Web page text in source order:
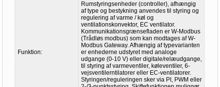
Funktion:
Rumstyringsenheder (controller), afhængig
af type og bestykning anvendes til styring og
regulering af varme / køl og
ventilationskonvektor, EC ventilator.
Kommunikationsgrænsefladen er W-Modbus
(Trådløs modbus) som kan modtages af W-
Modbus Gateway. Afhængig af typevarianten
er enhederne udstyret med analoge
udgange (0-10 V) eller digitale/relæudgange,
til styring af varmeventiler, køleventiler, 6-
vejsventilerntilatorer eller EC-ventilatorer.
Styringen/reguleringen sker via PI, PWM eller